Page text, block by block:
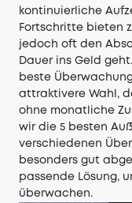
kontinuierliche
Fortschritte bieten
jedoch oft den
Dauer ins Geld
beste
attraktivere Wahl,
ohne monatliche
wir die 5 besten
verschiedenen
besonders gut
passende Lösung,
überwachen.